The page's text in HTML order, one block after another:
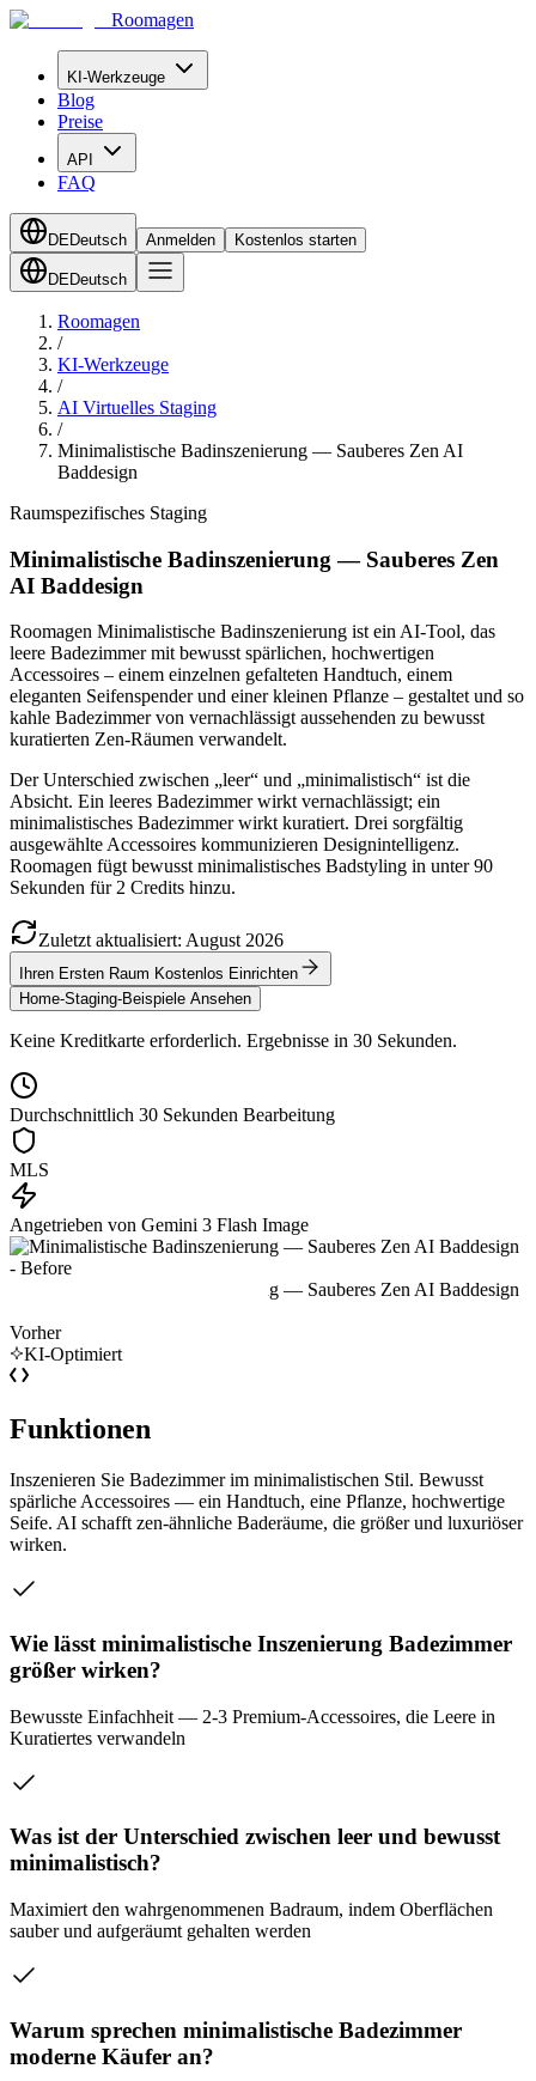
Roomagen
KI-Werkzeuge
Blog
Preise
API
FAQ
DEDeutsch Anmelden Kostenlos starten
DEDeutsch
Roomagen
/
KI-Werkzeuge
/
AI Virtuelles Staging
/
Minimalistische Badinszenierung — Sauberes Zen AI
Baddesign
Raumspezifisches Staging
Minimalistische Badinszenierung — Sauberes Zen
AI Baddesign
Roomagen Minimalistische Badinszenierung ist ein AI-Tool, das
leere Badezimmer mit bewusst spärlichen, hochwertigen
Accessoires – einem einzelnen gefalteten Handtuch, einem
eleganten Seifenspender und einer kleinen Pflanze – gestaltet und so
kahle Badezimmer von vernachlässigt aussehenden zu bewusst
kuratierten Zen-Räumen verwandelt.
Der Unterschied zwischen „leer“ und „minimalistisch“ ist die
Absicht. Ein leeres Badezimmer wirkt vernachlässigt; ein
minimalistisches Badezimmer wirkt kuratiert. Drei sorgfältig
ausgewählte Accessoires kommunizieren Designintelligenz.
Roomagen fügt bewusst minimalistisches Badstyling in unter 90
Sekunden für 2 Credits hinzu.
Zuletzt aktualisiert: August 2026
Ihren Ersten Raum Kostenlos Einrichten
Home-Staging-Beispiele Ansehen
Keine Kreditkarte erforderlich. Ergebnisse in 30 Sekunden.
Durchschnittlich 30 Sekunden Bearbeitung
MLS
Angetrieben von Gemini 3 Flash Image
Vorher
KI-Optimiert
Funktionen
Inszenieren Sie Badezimmer im minimalistischen Stil. Bewusst
spärliche Accessoires — ein Handtuch, eine Pflanze, hochwertige
Seife. AI schafft zen-ähnliche Baderäume, die größer und luxuriöser
wirken.
Wie lässt minimalistische Inszenierung Badezimmer
größer wirken?
Bewusste Einfachheit — 2-3 Premium-Accessoires, die Leere in
Kuratiertes verwandeln
Was ist der Unterschied zwischen leer und bewusst
minimalistisch?
Maximiert den wahrgenommenen Badraum, indem Oberflächen
sauber und aufgeräumt gehalten werden
Warum sprechen minimalistische Badezimmer
moderne Käufer an?